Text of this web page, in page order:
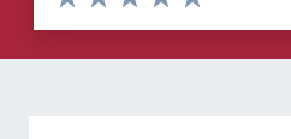
Valuta 5
Valuta 4 stelle su
Valuta 3 stelle su 5
Valuta 2 stelle su 5
Valuta 1 stelle su 5